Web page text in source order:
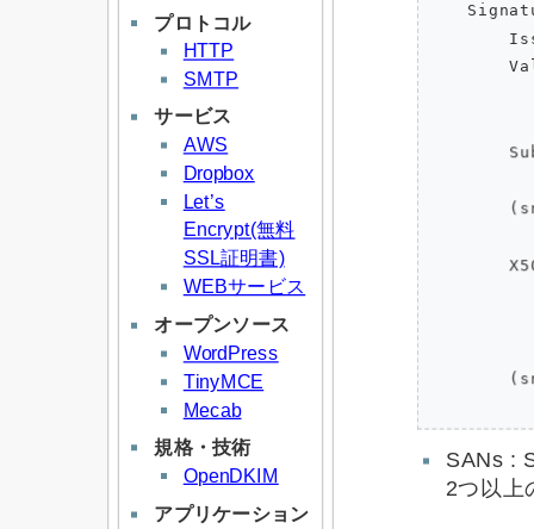
プロトコル
HTTP
SMTP
サービス
AWS
Dropbox
Let’s
Encrypt(無料
SSL証明書)
WEBサービス
オープンソース
WordPress
TinyMCE
Mecab
規格・技術
OpenDKIM
アプリケーション
SANs :
2つ以上